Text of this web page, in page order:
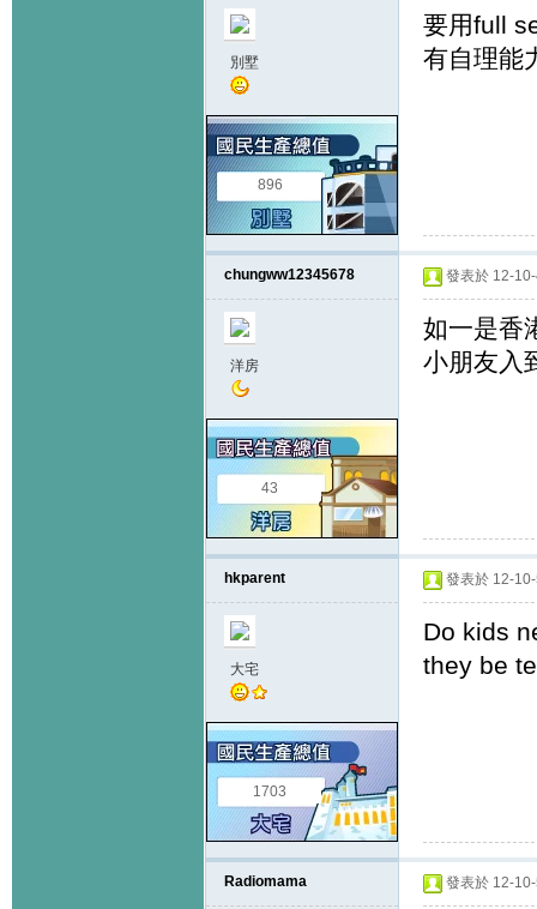
別墅
896
要用full
有自理能
chungww12345678
洋房
43
發表於 12-
如一是香
小朋友入
hkparent
大宅
1703
發表於 12-
Do kids
they be
Radiomama 發表於 12-